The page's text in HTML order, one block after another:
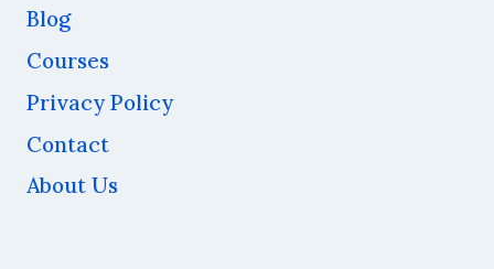
Blog
Courses
Privacy Policy
Contact
About Us